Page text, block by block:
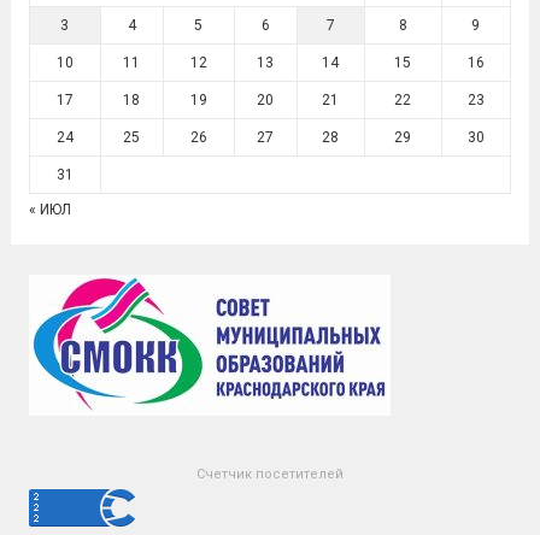
3 4 5 6 7 8 9
10 11 12 13 14 15 16
17 18 19 20 21 22 23
24 25 26 27 28 29 30
31
« ИЮЛ
Счетчик посетителей